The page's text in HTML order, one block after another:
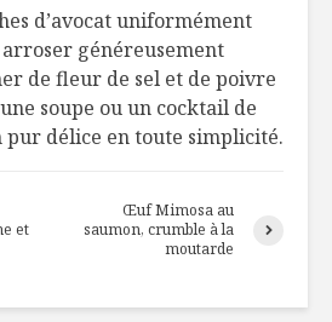
d’avocat uniformément
généreusement
de fleur de sel et de poivre
soupe ou un cocktail de
pur délice en toute simplicité.
et
Œuf Mimosa au
saumon, crumble à la
moutarde
de
pour le
Jura :
bon